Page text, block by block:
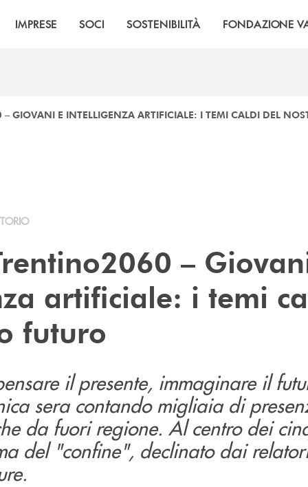
IMPRESE SOCI SOSTENIBILITÀ FONDAZIONE
GIOVANI E INTELLIGENZA ARTIFICIALE: I TEMI CALDI DEL
–
artificiale: i temi
futuro
il presente, immaginare il
sera contando migliaia di
da fuori regione. Al centro dei
del "confine", declinato dai